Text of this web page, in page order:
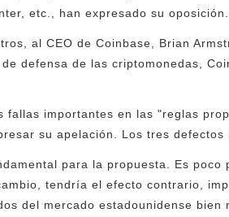
etc., han expresado su oposición.
al CEO de Coinbase, Brian
defensa de las criptomonedas,
importantes en las "reglas
su apelación. Los tres
para la propuesta. Es poco
tendría el efecto contrario,
del mercado estadounidense bien